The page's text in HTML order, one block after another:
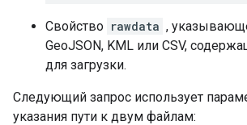
Свойство rawdata ,
GeoJSON, KML или CSV,
для загрузки.
Следующий запрос использует
указания пути к двум файлам: